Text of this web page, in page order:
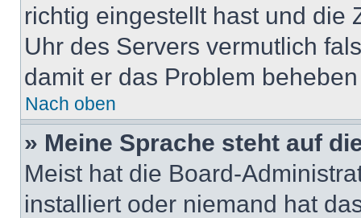
richtig eingestellt hast und die
Uhr des Servers vermutlich
damit er das Problem
Nach oben
» Meine Sprache steht auf
Meist hat die Board-
installiert oder niemand hat